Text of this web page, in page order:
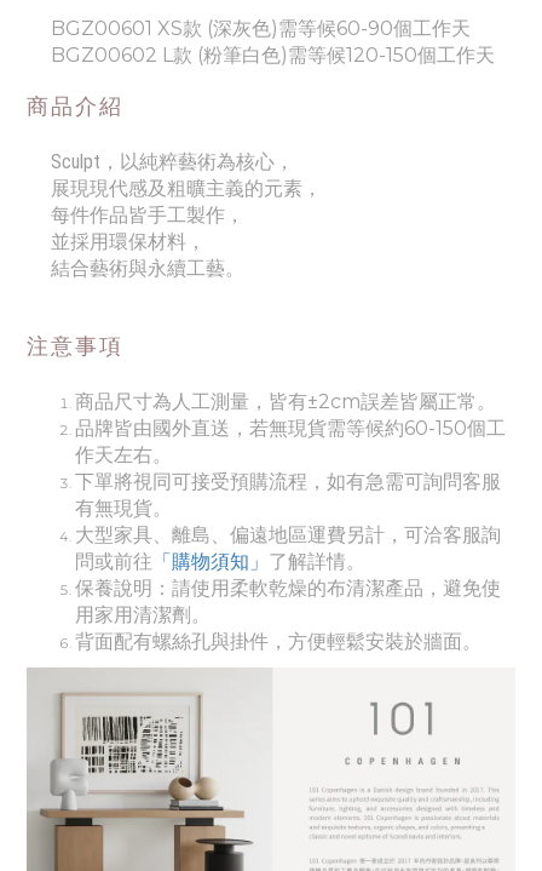
BGZ00601 XS款 (深灰色)需等候60-90個工作天
BGZ00602 L款 (粉筆白色)需等候120-150個工作天
商品介紹
Sculpt，以純粹藝術為核心，
展現現代感及粗曠主義的元素，
每件作品皆手工製作，
並採用環保材料，
結合藝術與永續工藝。
注意事項
商品尺寸為人工測量，皆有±2cm誤差皆屬正常。
品牌皆由國外直送，若無現貨需等候約60-150個工
作天左右。
下單將視同可接受預購流程，如有急需可詢問客服
有無現貨。
大型家具、離島、偏遠地區運費另計，可洽客服詢
問或前往 「購物須知」 了解詳情。
保養說明：請使用柔軟乾燥的布清潔產品，避免使
用家用清潔劑。
背面配有螺絲孔與掛件，方便輕鬆安裝於牆面。